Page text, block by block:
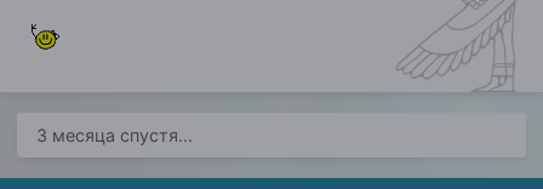
3 месяца спустя...